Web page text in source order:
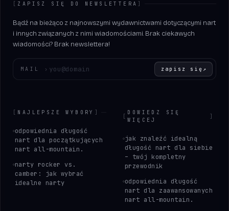
[ ZAPISZ SIĘ DO NEWSLETTERA ]
Bądź na bieżąco z najnowszymi wydawnictwami dotyczącymi nart
i innych związanych z nimi wiadomościami. Brak ciekawych
wiadomości? Brak newslettera!
MAIL › zapisz się ↗
[ NAJLEPSZE WYBORY ]
odpowiednia długość
nart dla początkujących
nart all-mountain.
narty rocker vs.
camber: jak wybrać
idealne narty
[
DOWIEDZ SIĘ
WIĘCEJ
]
jak znaleźć idealną
długość nart dla siebie
– twój kompletny
przewodnik
odpowiednia długość
nart dla zaawansowanych
nart all-mountain.